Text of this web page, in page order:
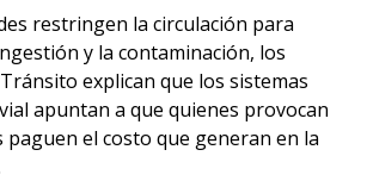
restringen la circulación para
y la contaminación, los
explican que los sistemas
apuntan a que quienes provocan
el costo que generan en la